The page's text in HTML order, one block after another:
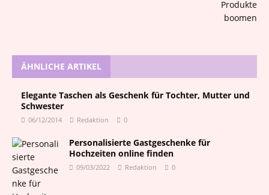
ÄHNLICHE ARTIKEL
Elegante Taschen als Geschenk für Tochter, Mutter und
Schwester
06/12/2014 Redaktion 0
Personalisierte Gastgeschenke für
Hochzeiten online finden
09/03/2022 Redaktion 0